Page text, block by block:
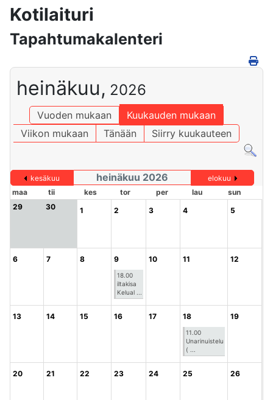
Kotilaituri
Tapahtumakalenteri
heinäkuu, 2026
Vuoden mukaan
Kuukauden mukaan
Viikon mukaan
Tänään Siirry kuukauteen
kesäkuu heinäkuu 2026
elokuu
maa
tii kes tor per lau
sun
29
30 1 2 3 4 5
6 7 8 9
18.00
iltakisa
Kelual ...
10 11 12
13 14 15 16 17 18
11.00
Unarinuistelu
( ...
19
20 21 22 23 24 25 26